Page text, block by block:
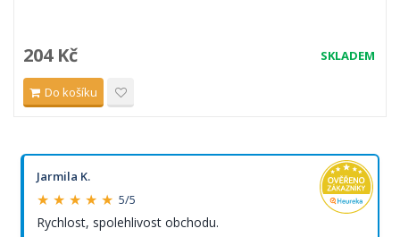
SKLADEM
204 Kč
Do košíku
Jarmila K.
★ ★ ★ ★ ★ 5/5
Rychlost, spolehlivost obchodu.